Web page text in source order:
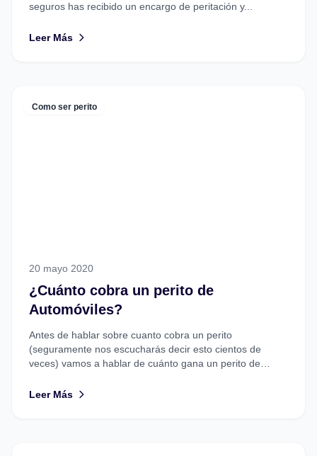
seguros has recibido un encargo de peritación y...
Leer Más
Como ser perito
20 mayo 2020
¿Cuánto cobra un perito de
Automóviles?
Antes de hablar sobre cuanto cobra un perito
(seguramente nos escucharás decir esto cientos de
veces) vamos a hablar de cuánto gana un perito de
Leer Más